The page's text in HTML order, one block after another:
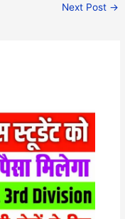
Next Post →